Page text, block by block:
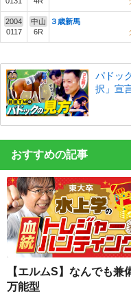
2004
0117
中山
6R
３歳新馬
パドッ
択」宣
おすすめの記事
【エルムS】なんでも兼
万能型